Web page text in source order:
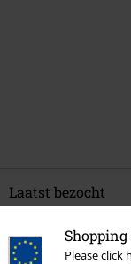
Please click
Laatst bezocht